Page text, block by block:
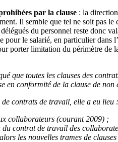
par la clause : la
Il semble que tel ne soit pas
du personnel reste donc
pour le salarié, en particulier
porter limitation du périmètre de
que toutes les clauses des
en conformité de la clause de non
de contrats de travail, elle a eu lieu :
collaborateurs (courant 2009) ;
contrat de travail des
les nouvelles trames de